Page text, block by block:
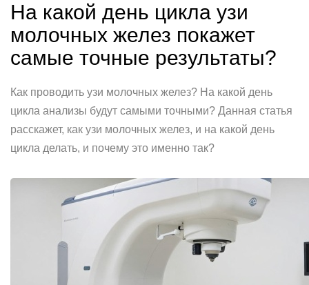
На какой день цикла узи
молочных желез покажет
самые точные результаты?
Как проводить узи молочных желез? На какой день
цикла анализы будут самыми точными? Данная статья
расскажет, как узи молочных желез, и на какой день
цикла делать, и почему это именно так?